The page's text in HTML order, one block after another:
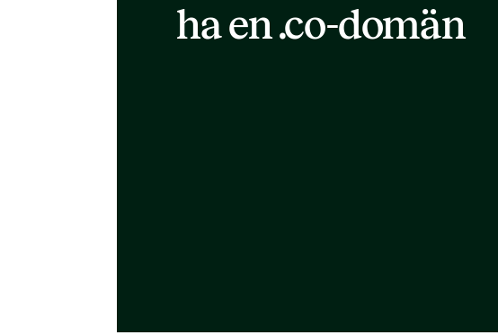
ha en .co-domän